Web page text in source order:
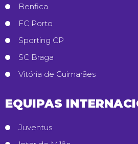
Benfica
FC Porto
Sporting CP
SC Braga
Vitória de Guimarães
EQUIPAS
Juventus